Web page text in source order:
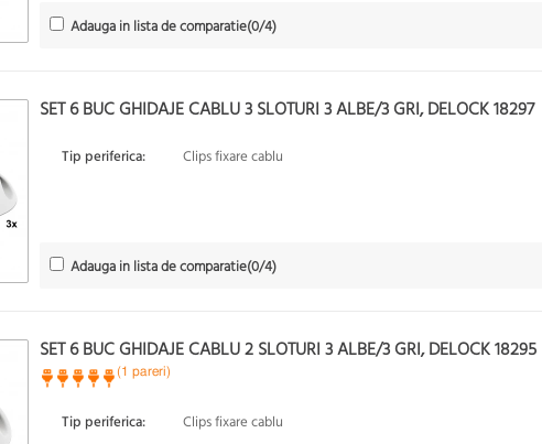
Adauga in lista de comparatie(0/4)
SET 6 BUC GHIDAJE CABLU 3 SLOTURI 3 ALBE/3 GRI, DELOCK 18297
Tip periferica: Clips fixare cablu
Adauga in lista de comparatie(0/4)
SET 6 BUC GHIDAJE CABLU 2 SLOTURI 3 ALBE/3 GRI, DELOCK 18295
(1 pareri)
Tip periferica: Clips fixare cablu